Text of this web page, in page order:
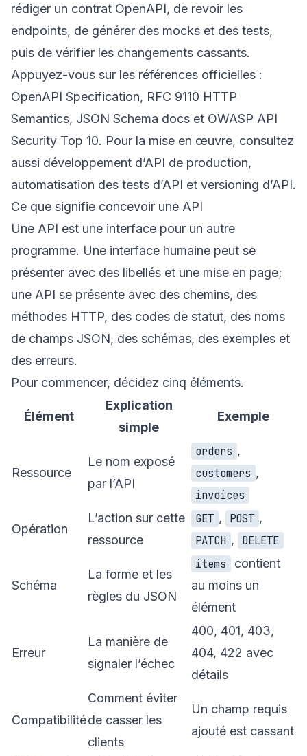
rédiger un contrat OpenAPI, de revoir les
endpoints, de générer des mocks et des tests,
puis de vérifier les changements cassants.
Appuyez-vous sur les références officielles :
OpenAPI Specification, RFC 9110 HTTP
Semantics, JSON Schema docs et OWASP API
Security Top 10. Pour la mise en œuvre, consultez
aussi développement d’API de production,
automatisation des tests d’API et versioning d’API.
Ce que signifie concevoir une API
Une API est une interface pour un autre
programme. Une interface humaine peut se
présenter avec des libellés et une mise en page;
une API se présente avec des chemins, des
méthodes HTTP, des codes de statut, des noms
de champs JSON, des schémas, des exemples et
des erreurs.
Pour commencer, décidez cinq éléments.
Élément
Explication
simple
Exemple
Ressource
Le nom exposé
par l’API
orders ,
customers ,
invoices
Opération
L’action sur cette
ressource
GET , POST ,
PATCH , DELETE
Schéma
La forme et les
règles du JSON
items
contient
au moins un
élément
Erreur
La manière de
signaler l’échec
400, 401, 403,
404, 422 avec
détails
Compatibilité
Comment éviter
de casser les
clients
Un champ requis
ajouté est cassant